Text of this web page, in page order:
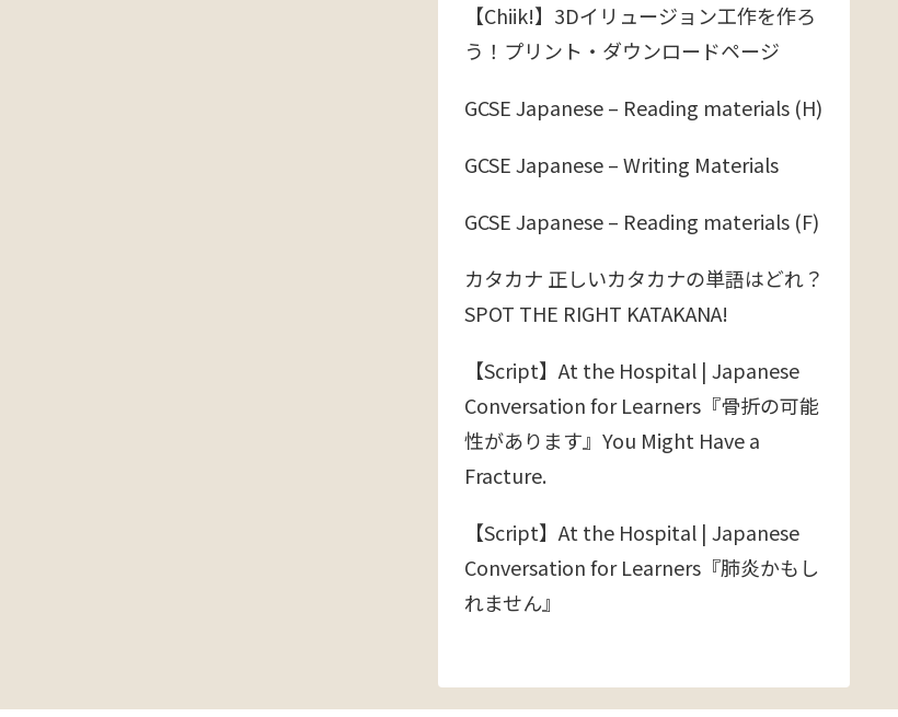
【Chiik!】3Dイリュージョン工作を作ろ
う！プリント・ダウンロードページ
GCSE Japanese – Reading materials (H)
GCSE Japanese – Writing Materials
GCSE Japanese – Reading materials (F)
カタカナ 正しいカタカナの単語はどれ？
SPOT THE RIGHT KATAKANA!
【Script】At the Hospital | Japanese
Conversation for Learners『骨折の可能
性があります』You Might Have a
Fracture.
【Script】At the Hospital | Japanese
Conversation for Learners『肺炎かもし
れません』